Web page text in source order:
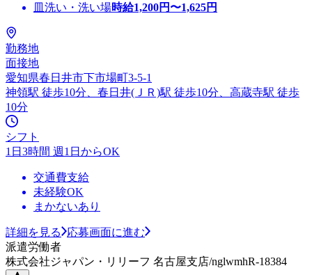
皿洗い・洗い場時給1,200円〜1,625円
勤務地
面接地
愛知県春日井市下市場町3-5-1
神領駅 徒歩10分、春日井(ＪＲ)駅 徒歩10分、高蔵寺駅 徒歩
10分
シフト
1日3時間 週1日からOK
交通費支給
未経験OK
まかないあり
詳細を見る
応募画面に進む
派遣労働者
株式会社ジャパン・リリーフ 名古屋支店/nglwmhR-18384